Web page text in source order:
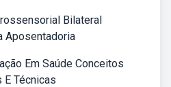
Bilateral
Aposentadoria
Em Saúde Conceitos
Técnicas